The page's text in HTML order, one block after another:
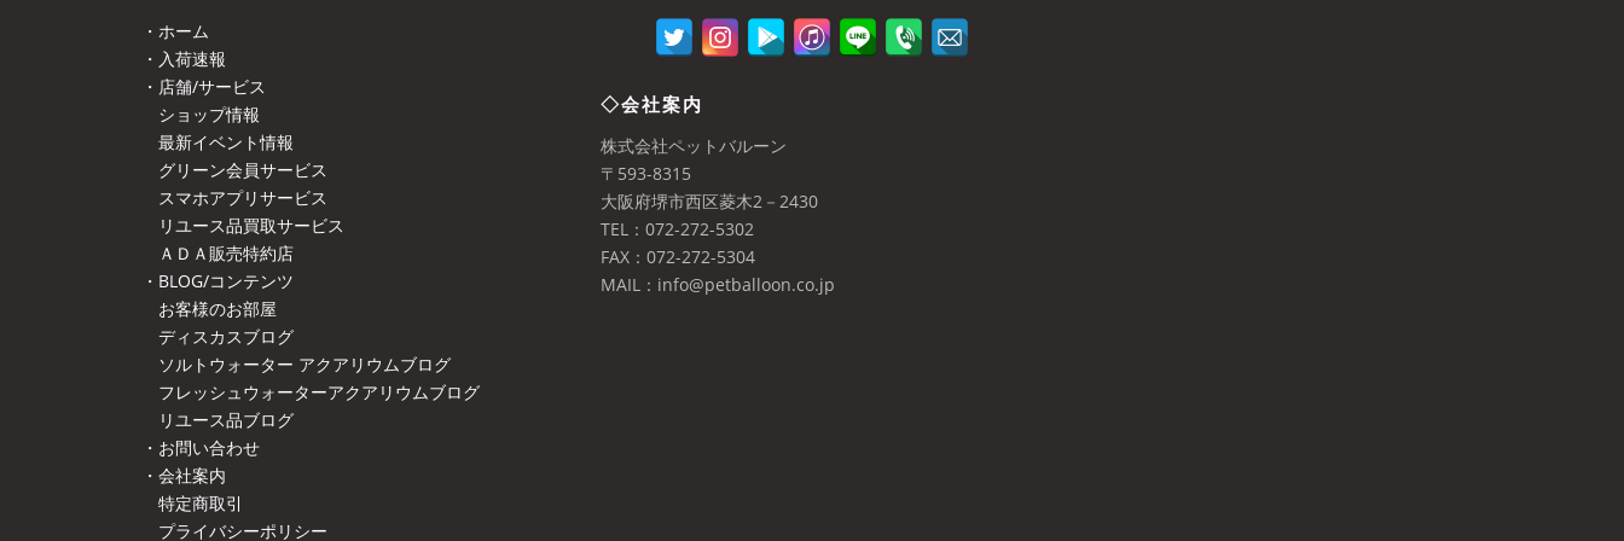
・ホーム
・入荷速報
・店舗/サービス
ショップ情報
最新イベント情報
グリーン会員サービス
スマホアプリサービス
リユース品買取サービス
ＡＤＡ販売特約店
・BLOG/コンテンツ
お客様のお部屋
ディスカスブログ
ソルトウォーター アクアリウムブログ
フレッシュウォーターアクアリウムブログ
リユース品ブログ
・お問い合わせ
・会社案内
特定商取引
プライバシーポリシー
◇会社案内
株式会社ペットバルーン
〒593-8315
大阪府堺市西区菱木2－2430
TEL：072-272-5302
FAX：072-272-5304
MAIL：info@petballoon.co.jp